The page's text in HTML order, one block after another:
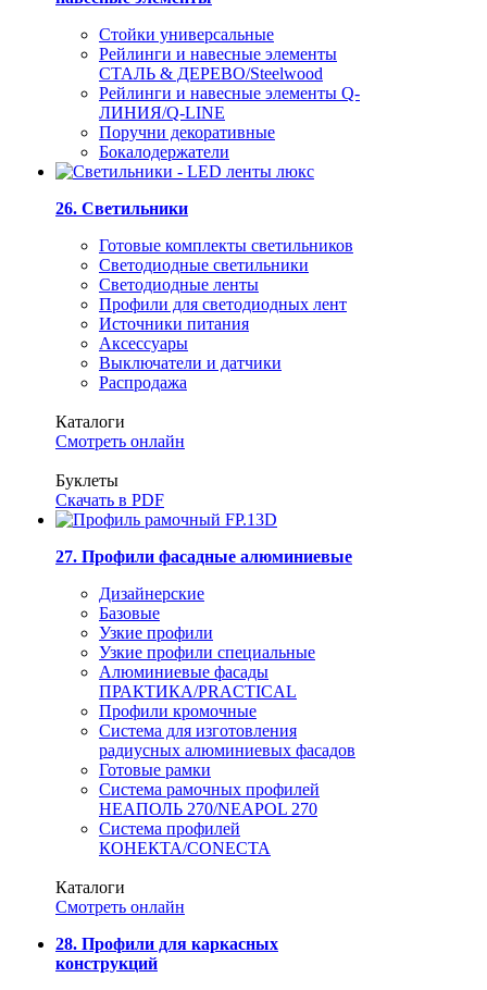
Стойки универсальные
Рейлинги и навесные элементы
СТАЛЬ & ДЕРЕВО/Steelwood
Рейлинги и навесные элементы Q-
ЛИНИЯ/Q-LINE
Поручни декоративные
Бокалодержатели
26. Светильники
Готовые комплекты светильников
Светодиодные светильники
Светодиодные ленты
Профили для светодиодных лент
Источники питания
Аксессуары
Выключатели и датчики
Распродажа
Каталоги
Смотреть онлайн
Буклеты
Скачать в PDF
27. Профили фасадные алюминиевые
Дизайнерские
Базовые
Узкие профили
Узкие профили специальные
Алюминиевые фасады
ПРАКТИКА/PRACTICAL
Профили кромочные
Система для изготовления
радиусных алюминиевых фасадов
Готовые рамки
Система рамочных профилей
НЕАПОЛЬ 270/NEAPOL 270
Система профилей
КОНЕКТА/CONECTA
Каталоги
Смотреть онлайн
28. Профили для каркасных
конструкций